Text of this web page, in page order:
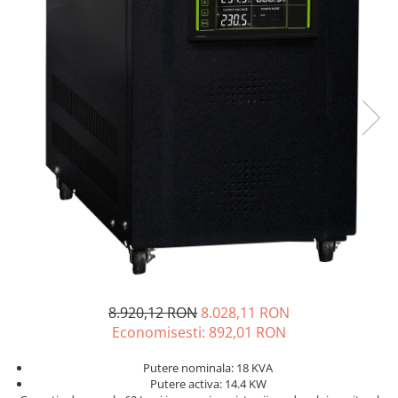
Panouri fotovoltaice si accesorii
fotovoltaice
Invertoare Hibrid
Invertoare On-grid
Invertoare Off-grid
Convertoare de tensiune
Sisteme de stocare energie
LiFePO4
8.920,12 RON8.028,11 RON
Economisesti: 892,01 RON
Putere nominala: 18 KVA
Putere activa: 14.4 KW